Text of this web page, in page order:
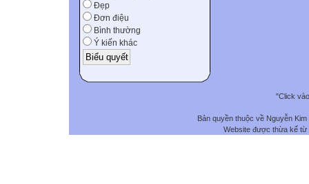
Đẹp
Đơn điệu
Bình thường
Ý kiến khác
"Click
Bản quyền thuộc về Nguyễn
Website được thừa kế từ